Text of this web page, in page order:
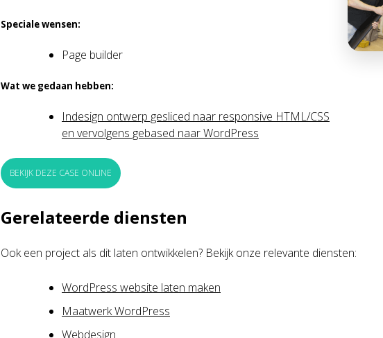
Speciale wensen:
Page builder
Wat we gedaan hebben:
Indesign ontwerp gesliced naar responsive HTML/CSS
en vervolgens gebased naar WordPress
BEKIJK DEZE CASE ONLINE
Gerelateerde diensten
Ook een project als dit laten ontwikkelen? Bekijk onze relevante diensten:
WordPress website laten maken
Maatwerk WordPress
Webdesign